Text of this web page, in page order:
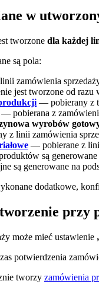
w
tworzone dla każdej
są pola:
zamówienia
jest tworzone od razu
— pobierany z
— pobierana z
wyrobów
z linii zamówienia
— pobierane z
są
są generowane na
dodatkowe,
przy
może mieć ustawienie
potwierdzenia
tworzy zamówienia